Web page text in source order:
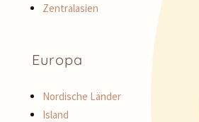
Zentralasien
Europa
Nordische Länder
Island